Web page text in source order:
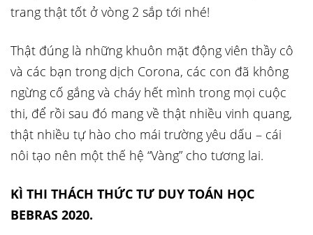
trang thật tốt ở vòng 2 sắp tới nhé!
Thật đúng là những khuôn mặt động viên thầy cô
và các bạn trong dịch Corona, các con đã không
ngừng cố gắng và cháy hết mình trong mọi cuộc
thi, để rồi sau đó mang về thật nhiều vinh quang,
thật nhiều tự hào cho mái trường yêu dấu – cái
nôi tạo nên một thế hệ “Vàng” cho tương lai.
KÌ THI THÁCH THỨC TƯ DUY TOÁN HỌC
BEBRAS 2020.